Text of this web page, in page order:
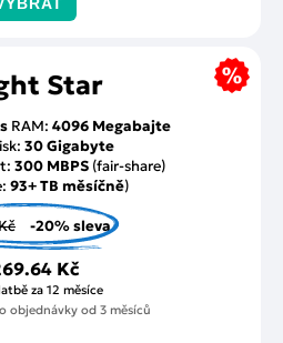
Star
RAM: 4096 Megabajte
30 Gigabyte
300 MBPS (fair-share)
93+ TB měsíčně)
-20% sleva
Kč
za 12 měsíce
objednávky od 3 měsíců